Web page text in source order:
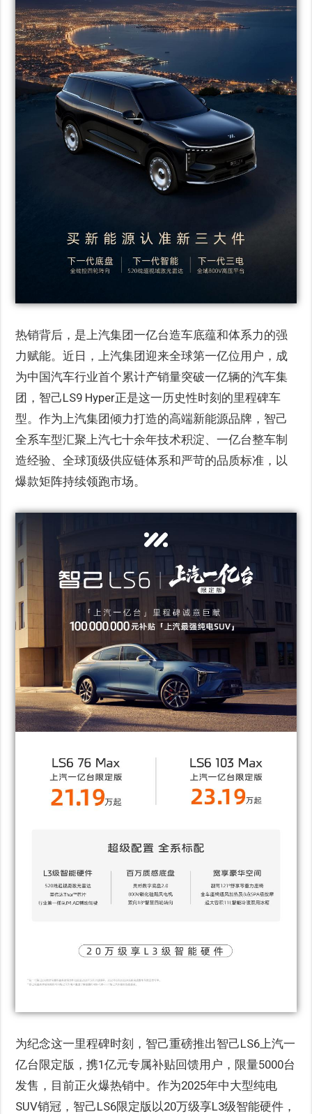
热销背后，是上汽集团一亿台造车底蕴和体系力的强
力赋能。近日，上汽集团迎来全球第一亿位用户，成
为中国汽车行业首个累计产销量突破一亿辆的汽车集
团，智己LS9 Hyper正是这一历史性时刻的里程碑车
型。作为上汽集团倾力打造的高端新能源品牌，智己
全系车型汇聚上汽七十余年技术积淀、一亿台整车制
造经验、全球顶级供应链体系和严苛的品质标准，以
爆款矩阵持续领跑市场。
为纪念这一里程碑时刻，智己重磅推出智己LS6上汽一
亿台限定版，携1亿元专属补贴回馈用户，限量5000台
发售，目前正火爆热销中。作为2025年中大型纯电
SUV销冠，智己LS6限定版以20万级享L3级智能硬件，